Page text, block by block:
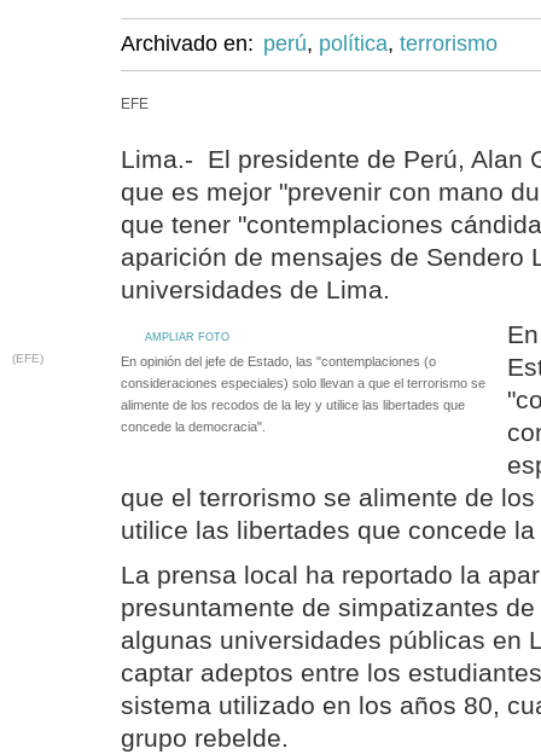
Archivado en: perú, política, terrorismo
EFE
Lima.- El presidente de Perú, Alan
que es mejor "prevenir con mano
que tener "contemplaciones
aparición de mensajes de Sendero
universidades de Lima.
AMPLIAR FOTO
(EFE)
En opinión del jefe de Estado, las "contemplaciones (o
consideraciones especiales) solo llevan a que el terrorismo se
alimente de los recodos de la ley y utilice las libertades que
concede la democracia".
que el terrorismo se alimente de
utilice las libertades que concede
La prensa local ha reportado la
presuntamente de simpatizantes
algunas universidades públicas en
captar adeptos entre los
sistema utilizado en los años 80,
grupo rebelde.